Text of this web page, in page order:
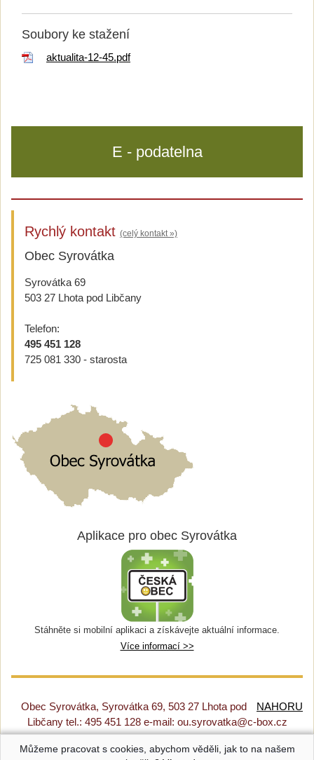
Soubory ke stažení
aktualita-12-45.pdf
E - podatelna
Rychlý kontakt (celý kontakt »)
Obec Syrovátka
Syrovátka 69
503 27 Lhota pod Libčany
Telefon:
495 451 128
725 081 330 - starosta
Aplikace pro obec Syrovátka
Stáhněte si mobilní aplikaci a získávejte aktuální informace.
Více informací >>
NAHORU
Obec Syrovátka, Syrovátka 69, 503 27 Lhota pod
Libčany tel.: 495 451 128 e-mail: ou.syrovatka@c-box.cz
Prohlášení o přístupnosti|Původní web|Nastavení cookies
Můžeme pracovat s cookies, abychom věděli, jak to na našem